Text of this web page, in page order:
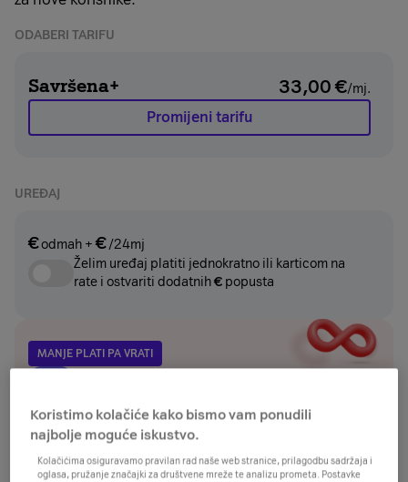
ODABERI TARIFU
Savršena+ 33,00€/mj.
Promijeni tarifu
UREĐAJ
€odmah + € /24mj
Želim uređaj platiti jednokratno ili karticom na
rate i ostvariti dodatnih€ popusta
MANJE PLATI PA VRATI
Danas plati manje, a za dvije godine odaberi želiš li:
vratiti uređaj u A1 ili
zadržati uređaj i platiti
Koristimo kolačiće kako bismo vam ponudili
najbolje moguće iskustvo.
Kolačićima osiguravamo pravilan rad naše web stranice, prilagodbu sadržaja i
oglasa, pružanje značajki za društvene mreže te analizu prometa. Postavke